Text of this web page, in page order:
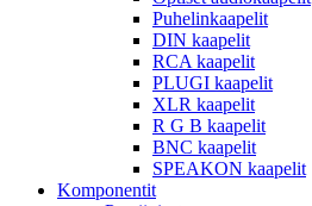
Puhelinkaapelit
DIN kaapelit
RCA kaapelit
PLUGI kaapelit
XLR kaapelit
R G B kaapelit
BNC kaapelit
SPEAKON kaapelit
Komponentit